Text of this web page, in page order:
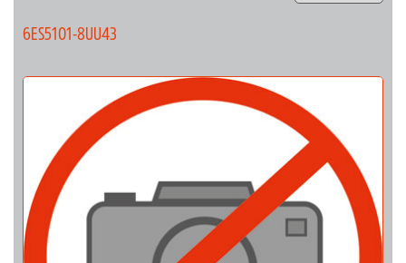
6ES5101-8UU43